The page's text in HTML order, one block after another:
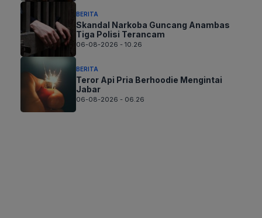
BERITA
Skandal Narkoba Guncang Anambas
Tiga Polisi Terancam
06-08-2026 - 10.26
BERITA
Teror Api Pria Berhoodie Mengintai
Jabar
06-08-2026 - 06.26